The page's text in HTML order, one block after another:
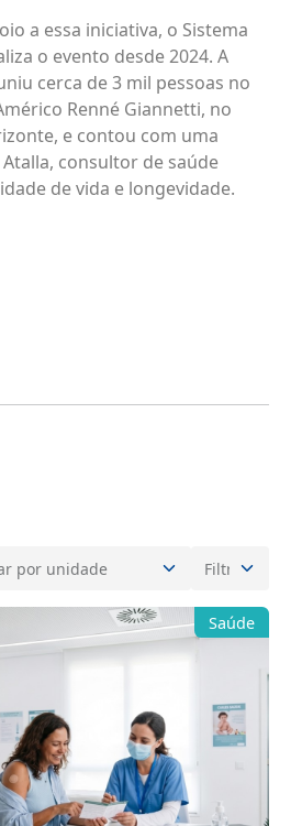
a essa iniciativa, o Sistema
o evento desde 2024. A
cerca de 3 mil pessoas no
Renné Giannetti, no
e contou com uma
consultor de saúde
de vida e longevidade.
Saúde